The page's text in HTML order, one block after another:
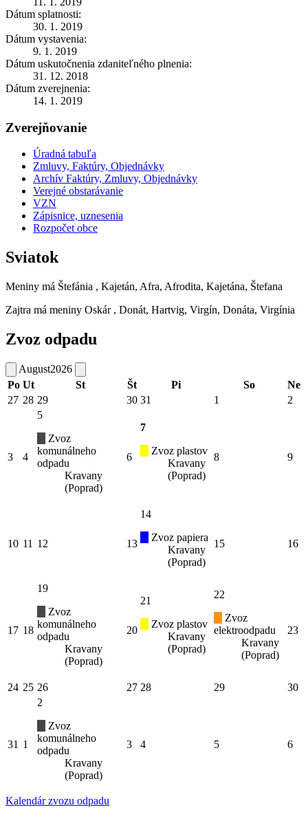
Dátum splatnosti:
30. 1. 2019
Dátum vystavenia:
9. 1. 2019
Dátum uskutočnenia zdaniteľného plnenia:
31. 12. 2018
Dátum zverejnenia:
14. 1. 2019
Zverejňovanie
Úradná tabuľa
Zmluvy, Faktúry, Objednávky
Archív Faktúry, Zmluvy, Objednávky
Verejné obstarávanie
VZN
Zápisnice, uznesenia
Rozpočet obce
Sviatok
Meniny má Štefánia , Kajetán, Afra, Afrodita, Kajetána, Štefana
Zajtra má meniny Oskár , Donát, Hartvig, Virgín, Donáta, Virgínia
Zvoz odpadu
August2026
Po Ut St Št Pi So
Ne
27 28 29 30 31 1 2
3 4
5
Zvoz
komunálneho
odpadu
Kravany
(Poprad)
6
7
Zvoz plastov
Kravany
(Poprad)
8 9
10 11 12 13
14
Zvoz papiera
Kravany
(Poprad)
15 16
17 18
19
Zvoz
komunálneho
odpadu
Kravany
(Poprad)
20
21
Zvoz plastov
Kravany
(Poprad)
22
Zvoz
elektroodpadu
Kravany
(Poprad)
23
24 25 26 27 28 29 30
31 1
2
Zvoz
komunálneho
odpadu
Kravany
(Poprad)
3 4 5 6
Kalendár zvozu odpadu